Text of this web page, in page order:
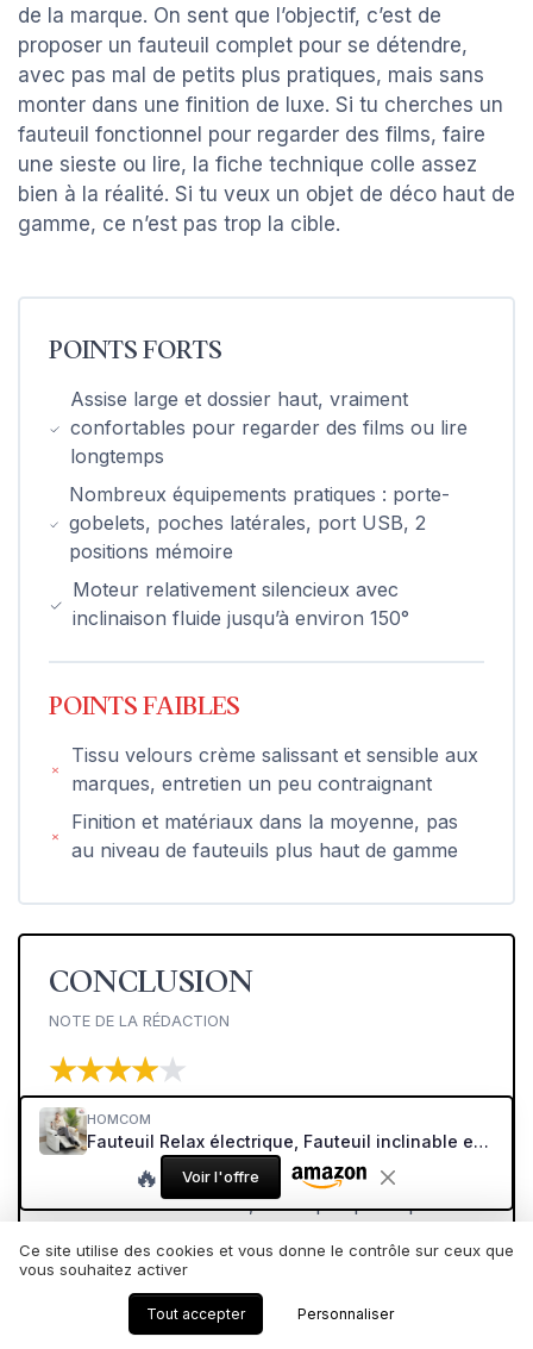
de la marque. On sent que l’objectif, c’est de
proposer un fauteuil complet pour se détendre,
avec pas mal de petits plus pratiques, mais sans
monter dans une finition de luxe. Si tu cherches un
fauteuil fonctionnel pour regarder des films, faire
une sieste ou lire, la fiche technique colle assez
bien à la réalité. Si tu veux un objet de déco haut de
gamme, ce n’est pas trop la cible.
POINTS FORTS
Assise large et dossier haut, vraiment
confortables pour regarder des films ou lire
longtemps
Nombreux équipements pratiques : porte-
gobelets, poches latérales, port USB, 2
positions mémoire
Moteur relativement silencieux avec
inclinaison fluide jusqu’à environ 150°
POINTS FAIBLES
Tissu velours crème salissant et sensible aux
marques, entretien un peu contraignant
Finition et matériaux dans la moyenne, pas
au niveau de fauteuils plus haut de gamme
CONCLUSION
NOTE DE LA RÉDACTION
★★★★★
★★★★★
Au final, ce fauteuil relax électrique HOMCOM
fait exactement ce qu’on lui demande : offrir un
bon niveau de confort pour regarder des films,
lire ou faire une sieste, avec quelques options
gobelets et les poches latérales. L’assise large et
le dossier haut le rendent agréable même pour
des gabarits un peu costauds, et le moteur est
HOMCOM
Fauteuil Relax électrique, Fauteuil inclinable en Velours, Port USB, Assise Large, Repose-Pieds, Porte-gobelets, Poches latérales, télécommande, Moteur Silencieux, 2 Positions mémoire, crème
🔥 Voir l'offre
Ce site utilise des cookies et vous donne le contrôle sur ceux que
vous souhaitez activer
Tout accepter Personnaliser